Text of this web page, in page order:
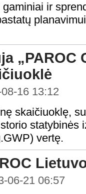
ir
„PAROC
16 13:12
skaičiuoklę,
statybinės
vertę.
06-21 06:57